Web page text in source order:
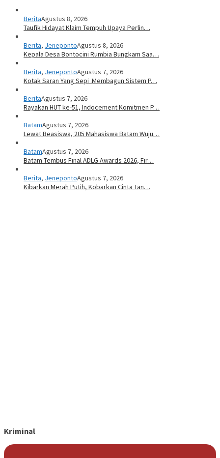
BeritaAgustus 8, 2026
Taufik Hidayat Klaim Tempuh Upaya Perlin…
Berita, JenepontoAgustus 8, 2026
Kepala Desa Bontocini Rumbia Bungkam Saa…
Berita, JenepontoAgustus 7, 2026
Kotak Saran Yang Sepi .Membagun Sistem P…
BeritaAgustus 7, 2026
Rayakan HUT ke-51, Indocement Komitmen P…
BatamAgustus 7, 2026
Lewat Beasiswa, 205 Mahasiswa Batam Wuju…
BatamAgustus 7, 2026
Batam Tembus Final ADLG Awards 2026, Fir…
Berita, JenepontoAgustus 7, 2026
Kibarkan Merah Putih, Kobarkan Cinta Tan…
Kriminal